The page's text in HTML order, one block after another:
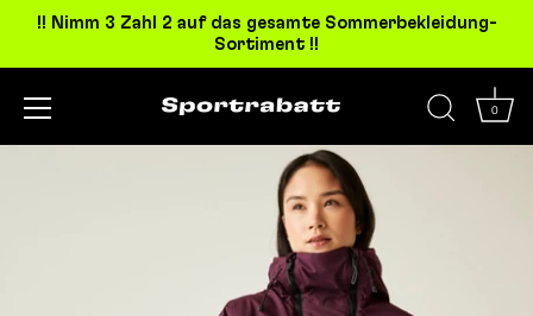
!! Nimm 3 Zahl 2 auf das gesamte Sommerbekleidung-
Sortiment !!
0